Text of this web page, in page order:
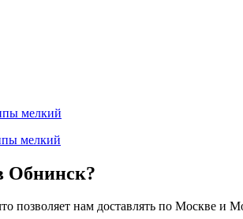
мелкий
мелкий
Обнинск?
позволяет нам доставлять по Москве и